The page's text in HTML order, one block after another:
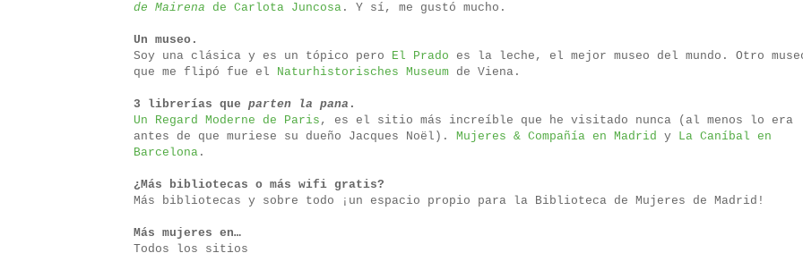
de Mairena de Carlota Juncosa . Y sí, me gustó mucho.
Un museo.
Soy una clásica y es un tópico pero El Prado es la leche, el mejor museo del mundo. Otro
que me flipó fue el Naturhistorisches Museum de Viena.
3 librerías que parten la pana .
Un Regard Moderne de Paris , es el sitio más increíble que he visitado nunca (al menos lo era
antes de que muriese su dueño Jacques Noël). Mujeres & Compañía en Madrid y La Caníbal en
Barcelona .
¿Más bibliotecas o más wifi gratis?
Más bibliotecas y sobre todo ¡un espacio propio para la Biblioteca de Mujeres de Madrid!
Más mujeres en…
Todos los sitios